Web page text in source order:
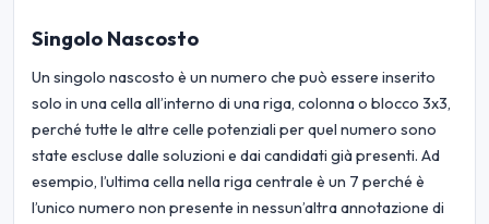
Singolo Nascosto
Un singolo nascosto è un numero che può essere inserito
solo in una cella all’interno di una riga, colonna o blocco 3x3,
perché tutte le altre celle potenziali per quel numero sono
state escluse dalle soluzioni e dai candidati già presenti. Ad
esempio, l’ultima cella nella riga centrale è un 7 perché è
l’unico numero non presente in nessun’altra annotazione di